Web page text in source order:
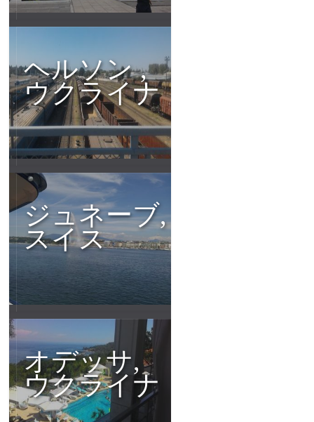
ヘルソン ,
ウクライナ
ジュネーブ,
スイス
オデッサ,
ウクライナ